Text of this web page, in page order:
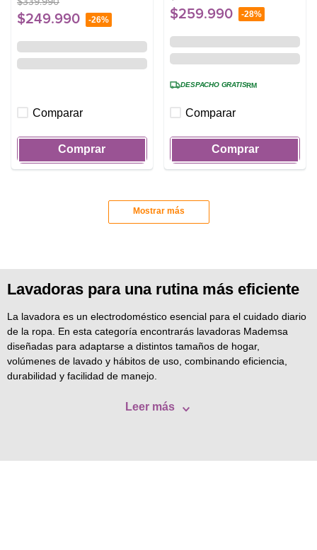
$339.990
$249.990 -26%
Comparar
Comprar
$259.990 -28%
DESPACHO GRATISRM
Comparar
Comprar
Mostrar más
Lavadoras para una rutina más eficiente
La lavadora es un electrodoméstico esencial para el cuidado diario
de la ropa. En esta categoría encontrarás lavadoras Mademsa
diseñadas para adaptarse a distintos tamaños de hogar,
volúmenes de lavado y hábitos de uso, combinando eficiencia,
durabilidad y facilidad de manejo.
Leer más